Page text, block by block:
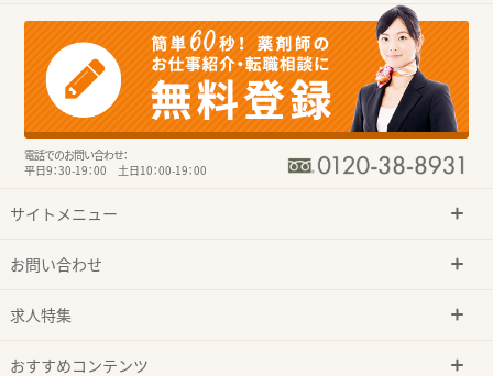
電話でのお問い合わせ：
平日9：30-19：00 土日10：00-19：00
サイトメニュー
お問い合わせ
求人特集
おすすめコンテンツ